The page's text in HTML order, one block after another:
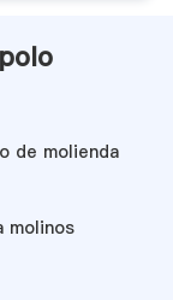
de molienda
molinos